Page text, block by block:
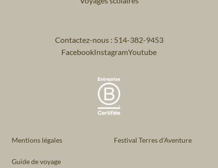
Contactez-nous : 514-382-9453
FacebookInstagramYoutube
Mentions légales Festival Terres d'Aventure
Guide de voyage